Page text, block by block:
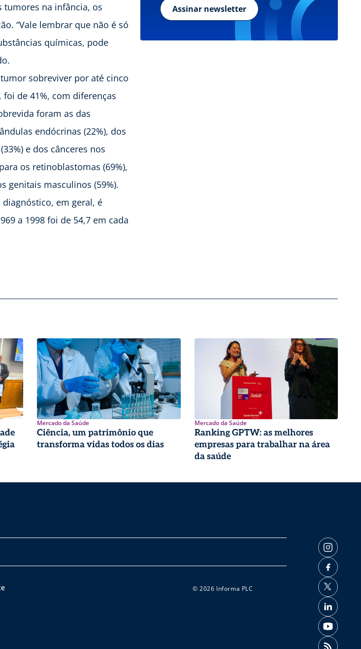
tumores na infância, os
“Vale lembrar que não é só
químicas, pode
sobreviver por até cinco
de 41%, com diferenças
foram as das
endócrinas (22%), dos
e dos cânceres nos
os retinoblastomas (69%),
genitais masculinos (59%).
em geral, é
a 1998 foi de 54,7 em cada
Assinar newsletter
Mercado da Saúde
Ciência, um patrimônio que
transforma vidas todos os dias
Mercado da Saúde
Ranking GPTW: as melhores
empresas para trabalhar na área
da saúde
© 2026 Informa PLC